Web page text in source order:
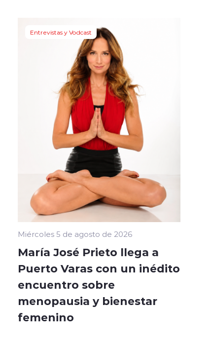
Entrevistas y Vodcast
Miércoles 5 de agosto de 2026
María José Prieto llega a
Puerto Varas con un inédito
encuentro sobre
menopausia y bienestar
femenino